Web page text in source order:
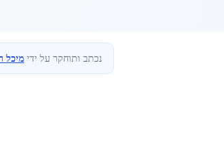
נכתב ותוחקר על ידי מיכל